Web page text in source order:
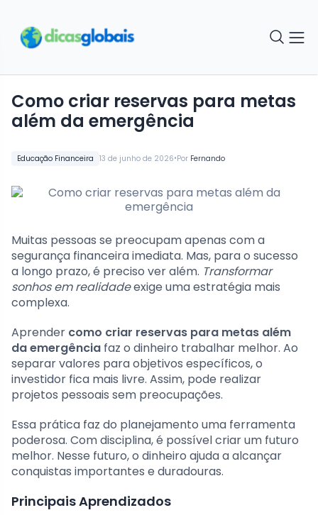
Educação Financeira 13 de junho de 2026•Por Fernando
Como criar reservas para metas
além da emergência
Muitas pessoas se preocupam apenas com a
segurança financeira imediata. Mas, para o sucesso
a longo prazo, é preciso ver além. Transformar
sonhos em realidadeexige uma estratégia mais
complexa.
Aprender como criar reservas para metas além
da emergência faz o dinheiro trabalhar melhor. Ao
separar valores para objetivos específicos, o
investidor fica mais livre. Assim, pode realizar
projetos pessoais sem preocupações.
Essa prática faz do planejamento uma ferramenta
poderosa. Com disciplina, é possível criar um futuro
melhor. Nesse futuro, o dinheiro ajuda a alcançar
conquistas importantes e duradouras.
Principais Aprendizados